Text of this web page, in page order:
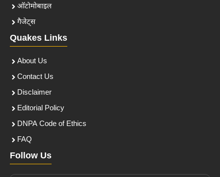
ऑटोमोबाइल
गैजेट्स
Quakes Links
About Us
Contact Us
Disclaimer
Editorial Policy
DNPA Code of Ethics
FAQ
Follow Us